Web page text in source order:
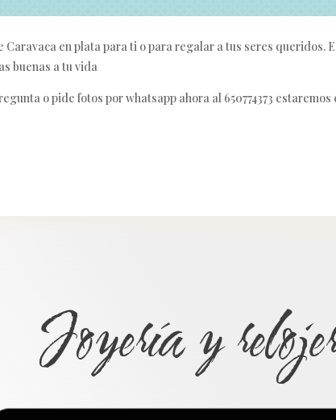
Caravaca en plata para ti o para regalar a tus seres
buenas a tu vida
o pide fotos por whatsapp ahora al 650774373
Joyería y